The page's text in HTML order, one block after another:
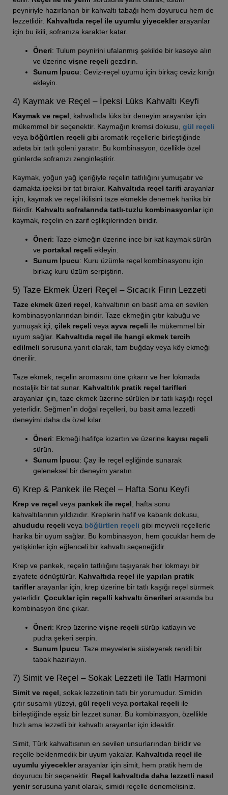
peyniriyle hazırlanan bir kahvaltı tabağı hem doyurucu hem de
lezzetlidir. Kahvaltıda reçel ile uyumlu yiyeceklerarayanlar
için bu ikili, sofranıza karakter katar.
Öneri: Tulum peynirini ufalanmış şekilde bir kaseye alın
ve üzerine vişne reçeli gezdirin.
Sunum İpucu: Ceviz-reçel uyumu için birkaç ceviz kırığı
ekleyin.
4) Kaymak ve Reçel – İpeksi Lüks Kahvaltı Keyfi
Kaymak ve reçel , kahvaltıda lüks bir deneyim arayanlar için
mükemmel bir seçenektir. Kaymağın kremsi dokusu, gül reçeli
veya böğürtlen reçeli gibi aromatik reçellerle birleştiğinde
adeta bir tatlı şöleni yaratır. Bu kombinasyon, özellikle özel
günlerde sofranızı zenginleştirir.
Kaymak, yoğun yağ içeriğiyle reçelin tatlılığını yumuşatır ve
damakta ipeksi bir tat bırakır. Kahvaltıda reçel tarifi arayanlar
için, kaymak ve reçel ikilisini taze ekmekle denemek harika bir
fikirdir. Kahvaltı sofralarında tatlı-tuzlu kombinasyonlariçin
kaymak, reçelin en zarif eşlikçilerinden biridir.
Öneri: Taze ekmeğin üzerine ince bir kat kaymak sürün
ve portakal reçeli ekleyin.
Sunum İpucu: Kuru üzümle reçel kombinasyonu için
birkaç kuru üzüm serpiştirin.
5) Taze Ekmek Üzeri Reçel – Sıcacık Fırın Lezzeti
Taze ekmek üzeri reçel , kahvaltının en basit ama en sevilen
kombinasyonlarından biridir. Taze ekmeğin çıtır kabuğu ve
yumuşak içi, çilek reçeli veya ayva reçeli ile mükemmel bir
uyum sağlar. Kahvaltıda reçel ile hangi ekmek tercih
edilmeli sorusuna yanıt olarak, tam buğday veya köy ekmeği
önerilir.
Taze ekmek, reçelin aromasını öne çıkarır ve her lokmada
nostaljik bir tat sunar. Kahvaltılık pratik reçel tarifleri
arayanlar için, taze ekmek üzerine sürülen bir tatlı kaşığı reçel
yeterlidir. Seğmen’in doğal reçelleri, bu basit ama lezzetli
deneyimi daha da özel kılar.
Öneri: Ekmeği hafifçe kızartın ve üzerine kayısı reçeli
sürün.
Sunum İpucu: Çay ile reçel eşliğinde sunarak
geleneksel bir deneyim yaratın.
6) Krep & Pankek ile Reçel – Hafta Sonu Keyfi
Krep ve reçel veya pankek ile reçel , hafta sonu
kahvaltılarının yıldızıdır. Kreplerin hafif ve kabarık dokusu,
ahududu reçeli veya böğürtlen reçeli gibi meyveli reçellerle
harika bir uyum sağlar. Bu kombinasyon, hem çocuklar hem de
yetişkinler için eğlenceli bir kahvaltı seçeneğidir.
Krep ve pankek, reçelin tatlılığını taşıyarak her lokmayı bir
ziyafete dönüştürür. Kahvaltıda reçel ile yapılan pratik
tariflerarayanlar için, krep üzerine bir tatlı kaşığı reçel sürmek
yeterlidir. Çocuklar için reçelli kahvaltı önerileri arasında bu
kombinasyon öne çıkar.
Öneri: Krep üzerine vişne reçeli sürüp katlayın ve
pudra şekeri serpin.
Sunum İpucu: Taze meyvelerle süsleyerek renkli bir
tabak hazırlayın.
7) Simit ve Reçel – Sokak Lezzeti ile Tatlı Harmoni
Simit ve reçel , sokak lezzetinin tatlı bir yorumudur. Simidin
çıtır susamlı yüzeyi, gül reçeli veya portakal reçeli ile
birleştiğinde eşsiz bir lezzet sunar. Bu kombinasyon, özellikle
hızlı ama lezzetli bir kahvaltı arayanlar için idealdir.
Simit, Türk kahvaltısının en sevilen unsurlarından biridir ve
reçelle beklenmedik bir uyum yakalar. Kahvaltıda reçel ile
uyumlu yiyeceklerarayanlar için simit, hem pratik hem de
doyurucu bir seçenektir. Reçel kahvaltıda daha lezzetli nasıl
yenirsorusuna yanıt olarak, simidi reçelle denemelisiniz.